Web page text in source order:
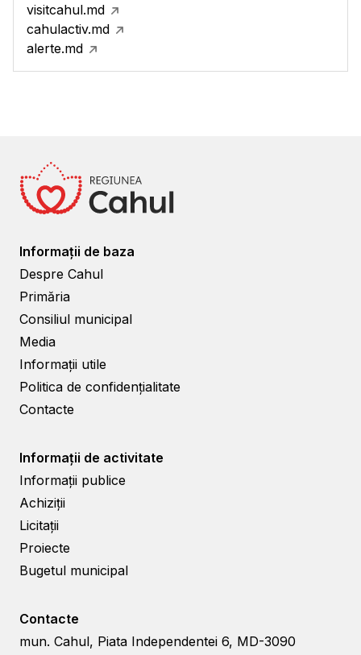
visitcahul.md
cahulactiv.md
alerte.md
Informații de baza
Despre Cahul
Primăria
Consiliul municipal
Media
Informații utile
Politica de confidențialitate
Contacte
Informații de activitate
Informații publice
Achiziții
Licitații
Proiecte
Bugetul municipal
Contacte
mun. Cahul, Piata Independentei 6, MD-3090